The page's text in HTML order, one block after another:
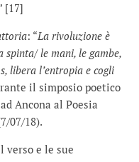
[17]
: “La rivoluzione è
spinta/ le mani, le gambe,
libera l’entropia e cogli
il simposio poetico
Ancona al Poesia
07/18).
verso e le sue